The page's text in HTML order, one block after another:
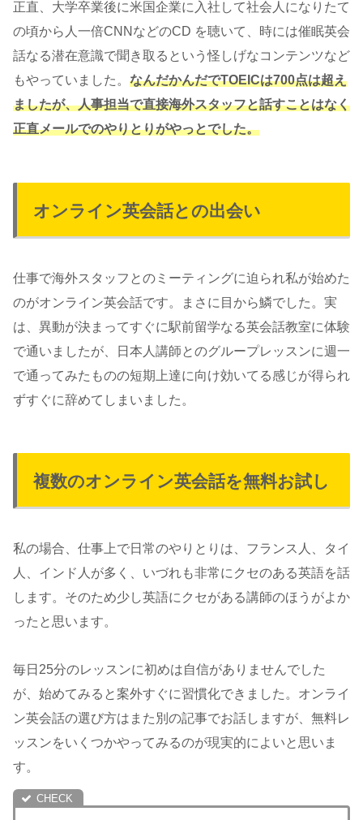
正直、大学卒業後に米国企業に入社して社会人になりたて
の頃から人一倍CNNなどのCD を聴いて、時には催眠英会
話なる潜在意識で聞き取るという怪しげなコンテンツなど
もやっていました。 なんだかんだでTOEICは700点は超え
ましたが、人事担当で直接海外スタッフと話すことはなく
正直メールでのやりとりがやっとでした。
オンライン英会話との出会い
仕事で海外スタッフとのミーティングに迫られ私が始めた
のがオンライン英会話です。まさに目から鱗でした。実
は、異動が決まってすぐに駅前留学なる英会話教室に体験
で通いましたが、日本人講師とのグループレッスンに週一
で通ってみたものの短期上達に向け効いてる感じが得られ
ずすぐに辞めてしまいました。
複数のオンライン英会話を無料お試し
私の場合、仕事上で日常のやりとりは、フランス人、タイ
人、インド人が多く、いづれも非常にクセのある英語を話
します。そのため少し英語にクセがある講師のほうがよか
ったと思います。
毎日25分のレッスンに初めは自信がありませんでした
が、始めてみると案外すぐに習慣化できました。オンライ
ン英会話の選び方はまた別の記事でお話しますが、無料レ
ッスンをいくつかやってみるのが現実的によいと思いま
す。